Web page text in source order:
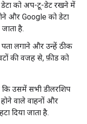
डेटा को अप-टू-डेट रखने में
और Google को डेटा
है.
लगाने और उन्हें ठीक
की वजह से, फ़ीड को
उसमें सभी डीलरशिप
होने वाले वाहनों और
दिया जाता है.